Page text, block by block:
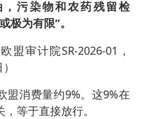
污染物和农药残留检
极为有限”。
盟审计院SR-2026-01，
盟消费量约9%。这9%在
等于直接放行。